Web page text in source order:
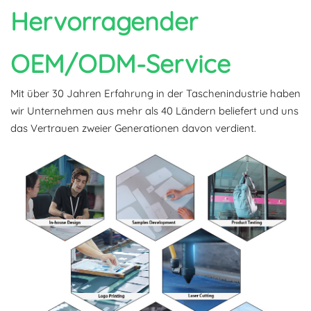
Hervorragender
OEM/ODM-Service
Mit über 30 Jahren Erfahrung in der Taschenindustrie haben
wir Unternehmen aus mehr als 40 Ländern beliefert und uns
das Vertrauen zweier Generationen davon verdient.